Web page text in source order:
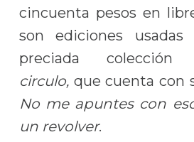
cincuenta pesos en
son ediciones
preciada colección
circulo, que cuenta con
No me apuntes con
un revolver.